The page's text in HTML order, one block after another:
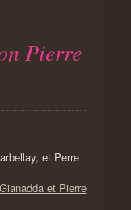
Pierre
et Perre
et Pierre